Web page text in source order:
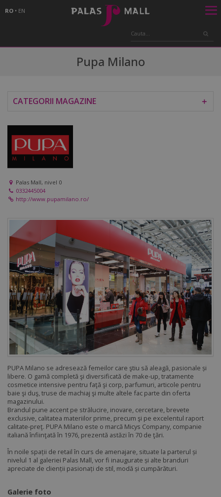
RO • EN
Pupa Milano
CATEGORII MAGAZINE ＋
Palas Mall, nivel 0
0332445004
http://www.pupamilano.ro/
PUPA Milano se adresează femeilor care ştiu să aleagă, pasionale și
libere. O gamă completă şi diversificată de make-up, tratamente
cosmetice intensive pentru faţă şi corp, parfumuri, articole pentru
baie şi duş, truse de machiaj şi multe altele fac parte din oferta
magazinului.
Brandul pune accent pe strălucire, inovare, cercetare, brevete
exclusive, calitatea materiilor prime, precum şi pe excelentul raport
calitate-preţ. PUPA Milano este o marcă Micys Company, companie
italiană înfiinţată în 1976, prezentă astăzi în 70 de ţări.
În noile spații de retail în curs de amenajare, situate la parterul și
nivelul 1 al galeriei Palas Mall, vor fi inaugurate și alte branduri
apreciate de clienții pasionați de stil, modă și cumpărături.
Galerie foto